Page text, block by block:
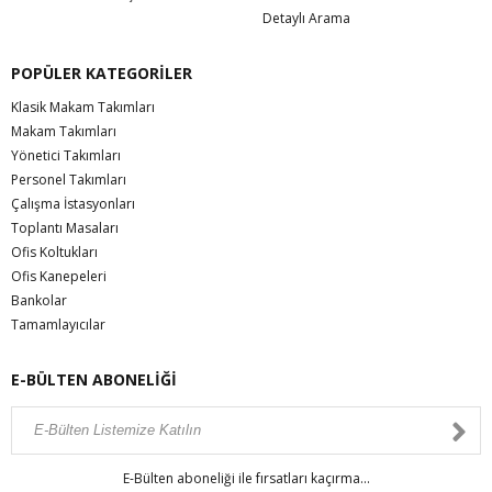
Detaylı Arama
POPÜLER KATEGORİLER
Klasik Makam Takımları
Makam Takımları
Yönetici Takımları
Personel Takımları
Çalışma İstasyonları
Toplantı Masaları
Ofis Koltukları
Ofis Kanepeleri
Bankolar
Tamamlayıcılar
E-BÜLTEN ABONELİĞİ
E-Bülten aboneliği ile fırsatları kaçırma...